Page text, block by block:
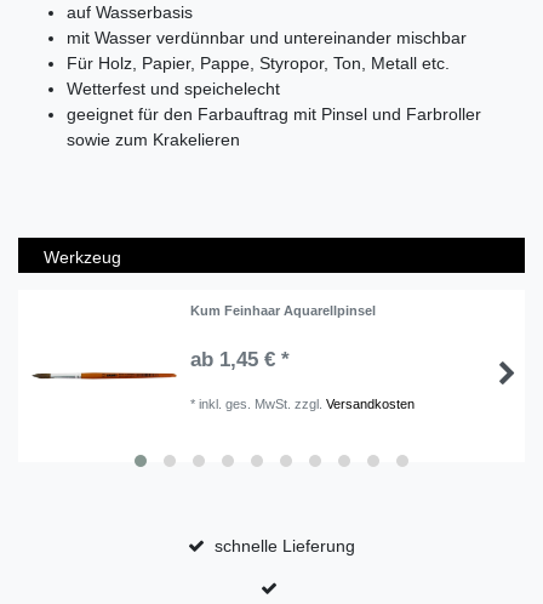
auf Wasserbasis
mit Wasser verdünnbar und untereinander mischbar
Für Holz, Papier, Pappe, Styropor, Ton, Metall etc.
Wetterfest und speichelecht
geeignet für den Farbauftrag mit Pinsel und Farbroller
sowie zum Krakelieren
Werkzeug
Kum Feinhaar Aquarellpinsel
ab 1,45 € *
*inkl. ges. MwSt. zzgl.Versandkosten
schnelle Lieferung